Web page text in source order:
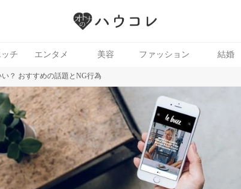
チ エンタメ 美容 ファッション 結婚
？ おすすめの話題とNG行為